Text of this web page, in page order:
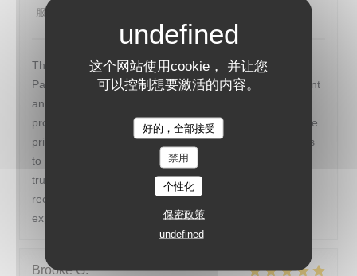
这个网站使用cookie， 并让您
可以控制想要激活的内容。
好的，全部接受
禁用
个性化
保密政策
undefined
服务
This restaurant was the perfect end to our week long
Paris vacation. The ambience was perfect. Quiet, elegant
and efficient. We were greeted warmly and seated
promptly. The menu was varied but simple. We loved the
price fix format. The food was delicious- from appetizers
to main to dessert. The wine pairings were perfect. We
truly enjoyed restaurant de La tour and would highly
recommend it to anyone looking for a marvelous dining
experience.
Brooke G
RESTAURANT DE LA TOUR